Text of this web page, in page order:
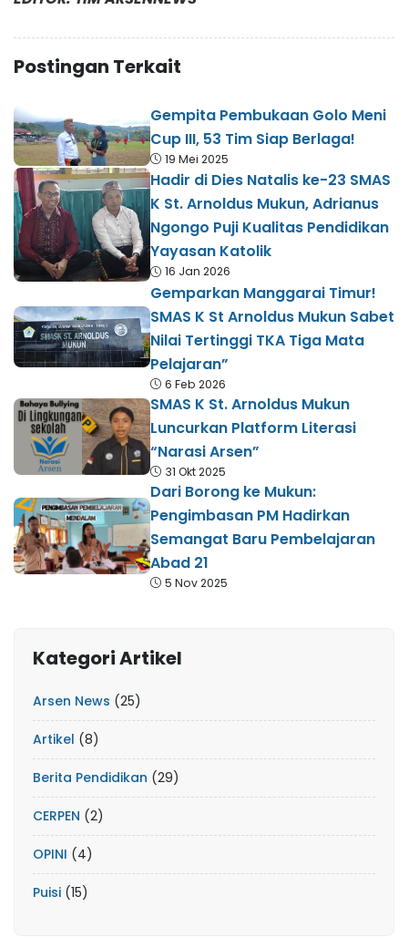
Postingan Terkait
Gempita Pembukaan Golo Meni
Cup III, 53 Tim Siap Berlaga!
19 Mei 2025
Hadir di Dies Natalis ke-23 SMAS
K St. Arnoldus Mukun, Adrianus
Ngongo Puji Kualitas Pendidikan
Yayasan Katolik
16 Jan 2026
Gemparkan Manggarai Timur!
SMAS K St Arnoldus Mukun Sabet
Nilai Tertinggi TKA Tiga Mata
Pelajaran”
6 Feb 2026
SMAS K St. Arnoldus Mukun
Luncurkan Platform Literasi
“Narasi Arsen”
31 Okt 2025
Dari Borong ke Mukun:
Pengimbasan PM Hadirkan
Semangat Baru Pembelajaran
Abad 21
5 Nov 2025
Kategori Artikel
Arsen News (25)
Artikel (8)
Berita Pendidikan (29)
CERPEN (2)
OPINI (4)
Puisi (15)